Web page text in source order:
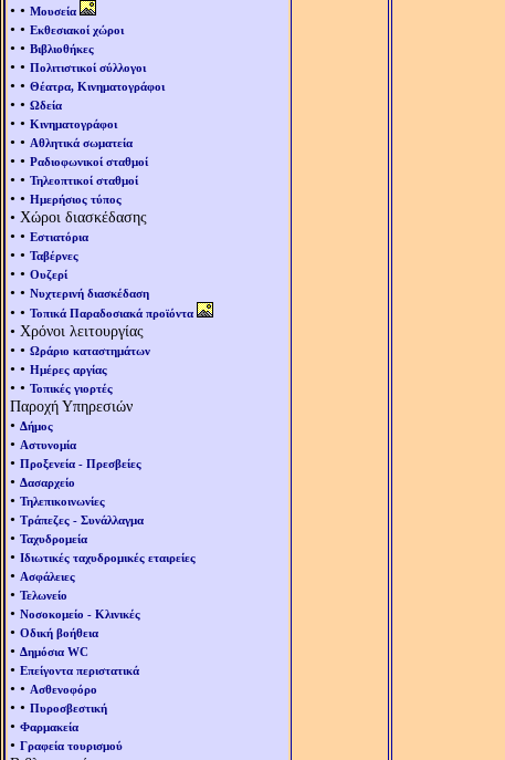
• • Μουσεία
• • Εκθεσιακοί χώροι
• • Βιβλιοθήκες
• • Πολιτιστικοί σύλλογοι
• • Θέατρα, Κινηματογράφοι
• • Ωδεία
• • Κινηματογράφοι
• • Αθλητικά σωματεία
• • Ραδιοφωνικοί σταθμοί
• • Τηλεοπτικοί σταθμοί
• • Ημερήσιος τύπος
• Χώροι διασκέδασης
• • Εστιατόρια
• • Ταβέρνες
• • Ουζερί
• • Νυχτερινή διασκέδαση
• • Τοπικά Παραδοσιακά προϊόντα
• Χρόνοι λειτουργίας
• • Ωράριο καταστημάτων
• • Ημέρες αργίας
• • Τοπικές γιορτές
Παροχή Υπηρεσιών
• Δήμος
• Αστυνομία
• Προξενεία - Πρεσβείες
• Δασαρχείο
• Τηλεπικοινωνίες
• Τράπεζες - Συνάλλαγμα
• Ταχυδρομεία
• Ιδιωτικές ταχυδρομικές εταιρείες
• Ασφάλειες
• Τελωνείο
• Νοσοκομείο - Κλινικές
• Οδική βοήθεια
• Δημόσια WC
• Επείγοντα περιστατικά
• • Ασθενοφόρο
• • Πυροσβεστική
• Φαρμακεία
• Γραφεία τουρισμού